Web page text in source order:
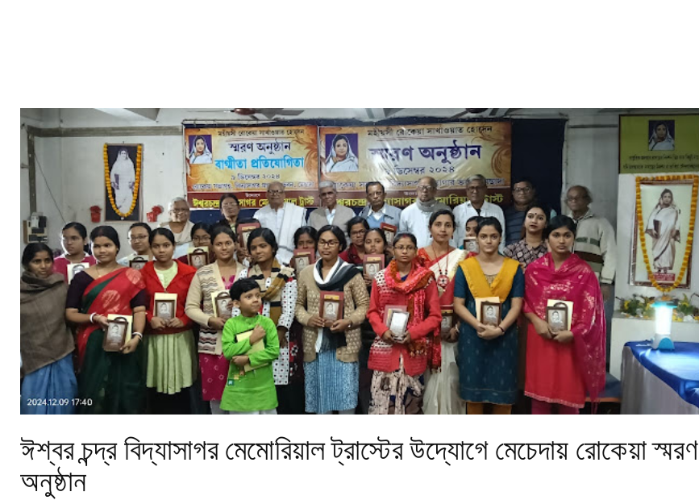
ঈশ্বর চন্দ্র বিদ্যাসাগর মেমোরিয়াল ট্রাস্টের উদ্যোগে মেচেদায় রোকেয়া স্মরণ
অনুষ্ঠান